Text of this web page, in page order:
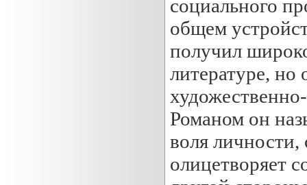
социального
общем
получил
литературе, но
Романом он
воля
олицетворяет